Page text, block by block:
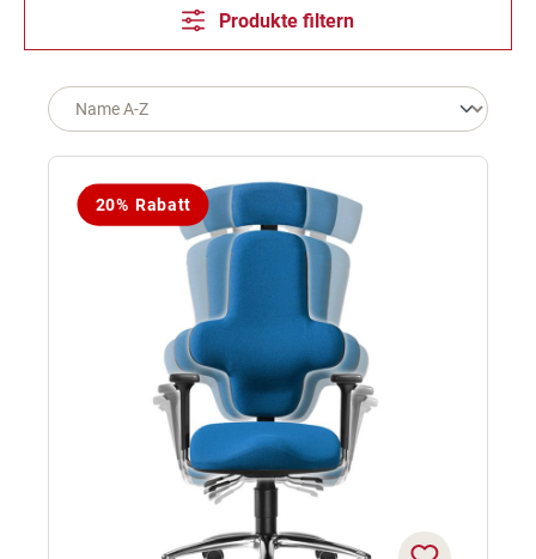
Produkte filtern
20% Rabatt